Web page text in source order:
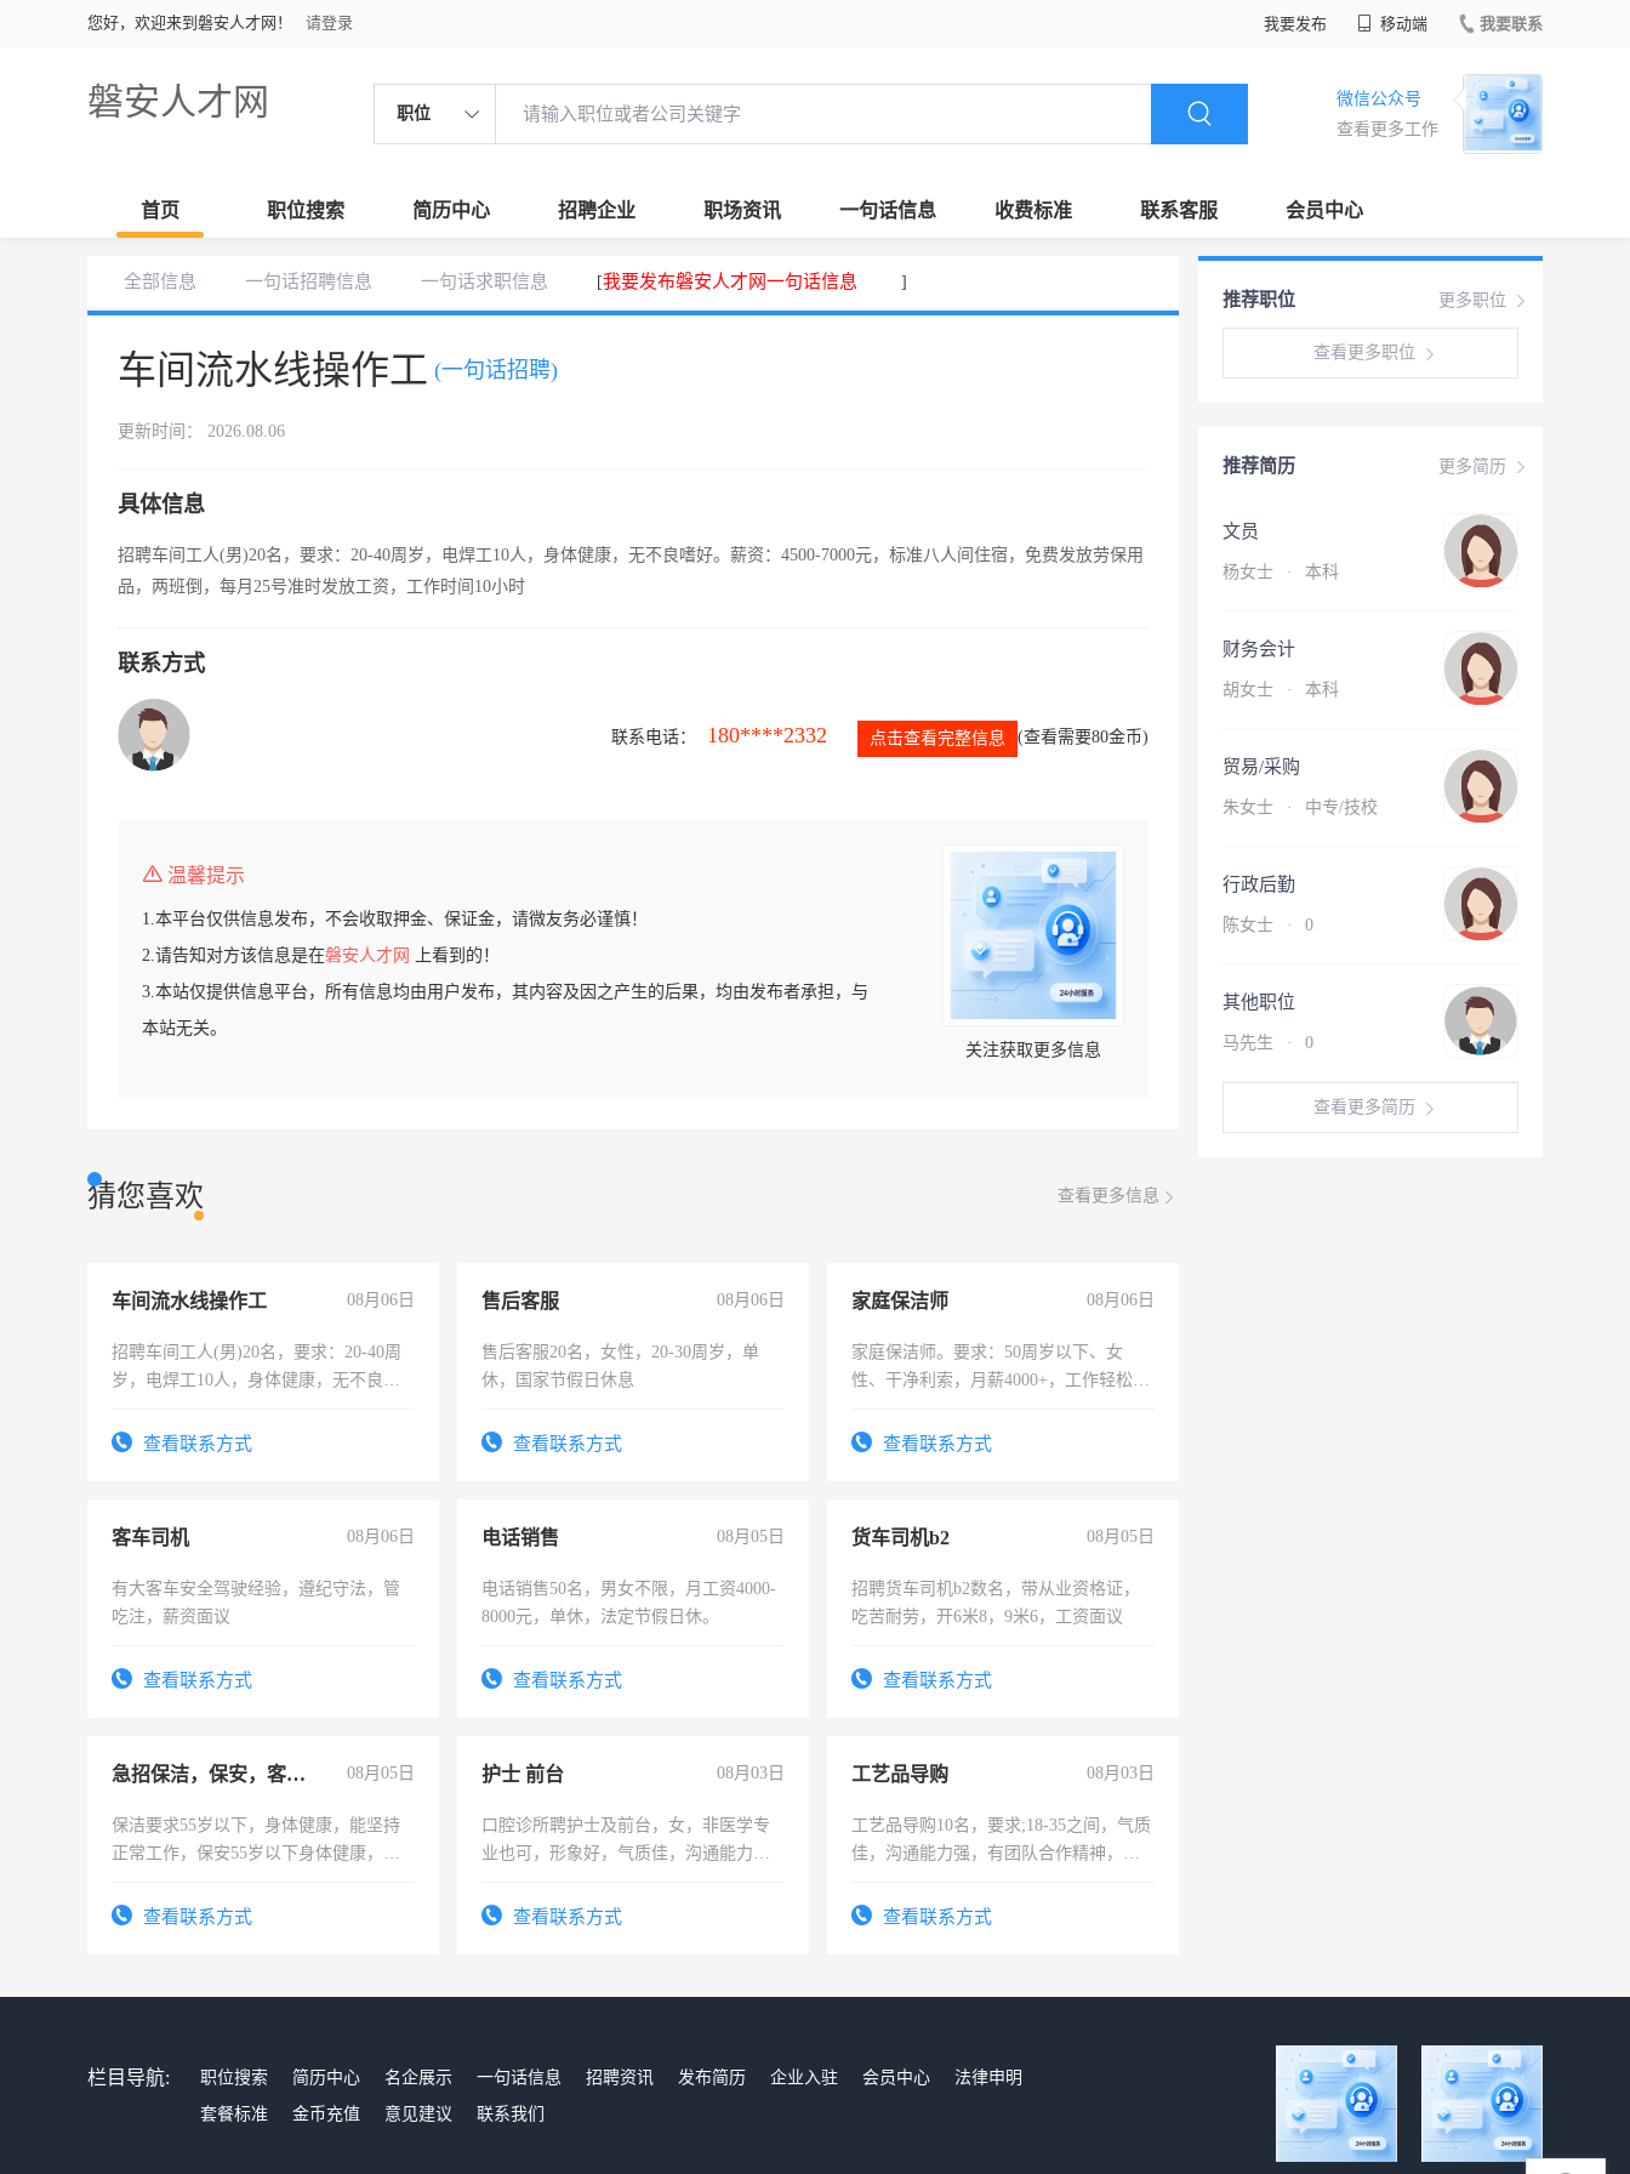
您好，欢迎来到磐安人才网！ 请登录 我要发布 移动端 我要联系
磐安人才网 职位
微信公众号
查看更多工作
首页 职位搜索 简历中心 招聘企业 职场资讯 一句话信息 收费标准 联系客服 会员中心
全部信息 一句话招聘信息 一句话求职信息 [我要发布磐安人才网一句话信息 ]
车间流水线操作工 (一句话招聘)
更新时间： 2026.08.06
具体信息
招聘车间工人(男)20名，要求：20-40周岁，电焊工10人，身体健康，无不良嗜好。薪资：4500-7000元，标准八人间住宿，免费发放劳保用
品，两班倒，每月25号准时发放工资，工作时间10小时
联系方式
联系电话： 180****2332 点击查看完整信息 (查看需要80金币)
温馨提示
1.本平台仅供信息发布，不会收取押金、保证金，请微友务必谨慎！
2.请告知对方该信息是在磐安人才网
上看到的！
3.本站仅提供信息平台，所有信息均由用户发布，其内容及因之产生的后果，均由发布者承担，与
本站无关。
关注获取更多信息
猜您喜欢 查看更多信息
车间流水线操作工 08月06日
招聘车间工人(男)20名，要求：20-40周
岁，电焊工10人，身体健康，无不良嗜
宿，免费发放劳保用品，两班倒，每月
查看联系方式
售后客服 08月06日
售后客服20名，女性，20-30周岁，单
休，国家节假日休息
查看联系方式
家庭保洁师 08月06日
家庭保洁师。要求：50周岁以下、女
性、干净利索，月薪4000+，工作轻松，
太太等。查看联系方式
客车司机 08月06日
有大客车安全驾驶经验，遵纪守法，管
吃注，薪资面议
查看联系方式
电话销售 08月05日
电话销售50名，男女不限，月工资4000-
8000元，单休，法定节假日休。
查看联系方式
货车司机b2 08月05日
招聘货车司机b2数名，带从业资格证，
吃苦耐劳，开6米8，9米6，工资面议
查看联系方式
急招保洁，保安，客服，工程 08月05日
保洁要求55岁以下，身体健康，能坚持
正常工作，保安55岁以下身体健康，有
录，客服要求45岁以下高中以上文化，
查看联系方式
护士 前台 08月03日
口腔诊所聘护士及前台，女，非医学专
业也可，形象好，气质佳，沟通能力
查看联系方式
工艺品导购 08月03日
工艺品导购10名，要求;18-35之间，气质
佳，沟通能力强，有团队合作精神，有
查看联系方式
更多职位
推荐职位
查看更多职位
更多简历
推荐简历
文员
杨女士 · 本科
财务会计
胡女士 · 本科
贸易/采购
朱女士 · 中专/技校
行政后勤
陈女士 · 0
其他职位
马先生 · 0
查看更多简历
栏目导航: 职位搜索 简历中心 名企展示 一句话信息 招聘资讯 发布简历 企业入驻 会员中心
法律申明
套餐标准
金币充值 意见建议 联系我们